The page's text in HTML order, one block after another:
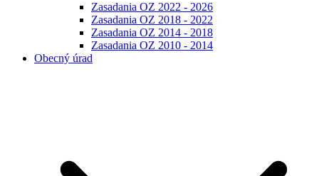
Zasadania OZ 2022 - 2026
Zasadania OZ 2018 - 2022
Zasadania OZ 2014 - 2018
Zasadania OZ 2010 - 2014
Obecný úrad